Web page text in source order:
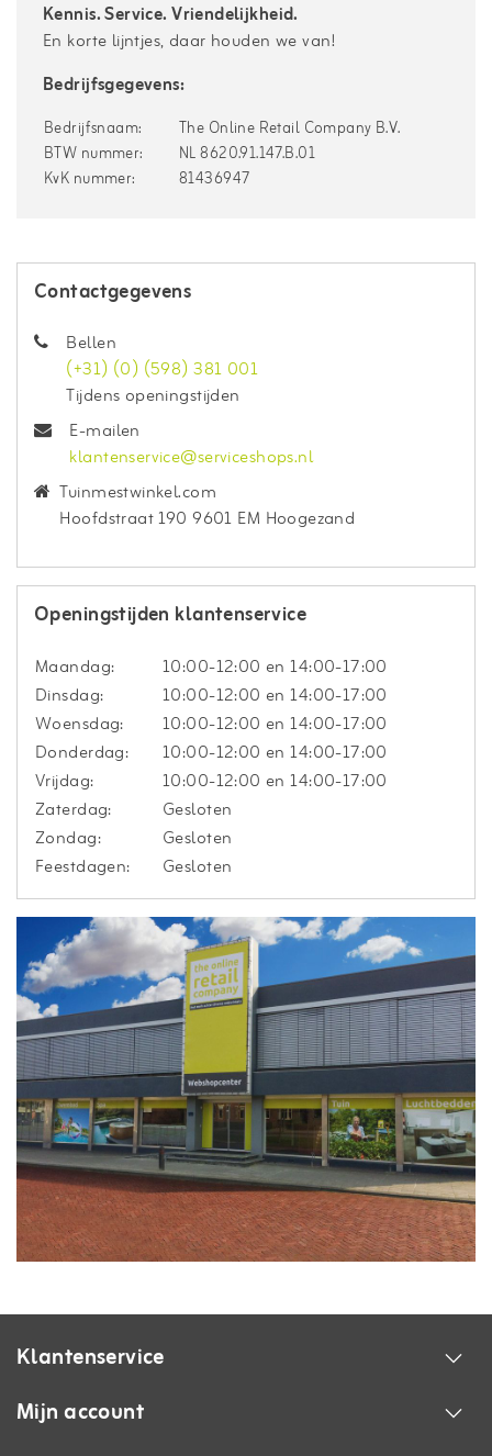
Kennis. Service. Vriendelijkheid.
En korte lijntjes, daar houden we van!
Bedrijfsgegevens:
Bedrijfsnaam:
The Online Retail Company B.V.
BTW nummer:
NL 8620.91.147.B.01
KvK nummer:
81436947
Contactgegevens
Bellen
(+31) (0) (598) 381 001
Tijdens openingstijden
E-mailen
klantenservice@serviceshops.nl
Tuinmestwinkel.com
Hoofdstraat 190 9601 EM Hoogezand
Openingstijden klantenservice
Maandag:
10:00-12:00 en 14:00-17:00
Dinsdag:
10:00-12:00 en 14:00-17:00
Woensdag:
10:00-12:00 en 14:00-17:00
Donderdag:
10:00-12:00 en 14:00-17:00
Vrijdag:
10:00-12:00 en 14:00-17:00
Zaterdag:
Gesloten
Zondag:
Gesloten
Feestdagen:
Gesloten
Klantenservice
Mijn account